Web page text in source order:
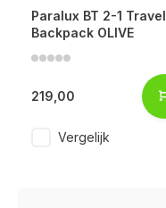
Paralux BT 2-1 Travel
Backpack OLIVE
219,00
Vergelijk